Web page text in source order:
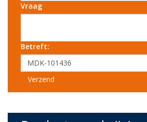
Vraag
Betreft:
Verzend